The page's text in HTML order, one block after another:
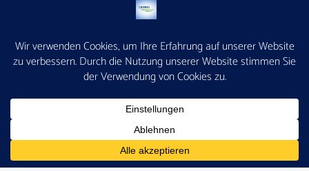
Adelheidstraße 53
65185 Wiesbaden
(0611) 50589924
info@debus-immobilien.de